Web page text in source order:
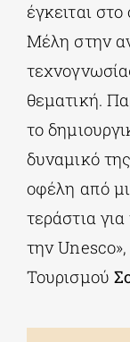
έγκειται
Μέλη στην
θεματική.
το
δυναμικό
οφέλη από
τεράστια
την
Τουρισμού